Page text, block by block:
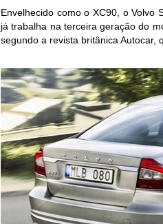
Envelhecido como o XC90, o Volvo
já trabalha na terceira geração do
segundo a revista britânica Autocar,